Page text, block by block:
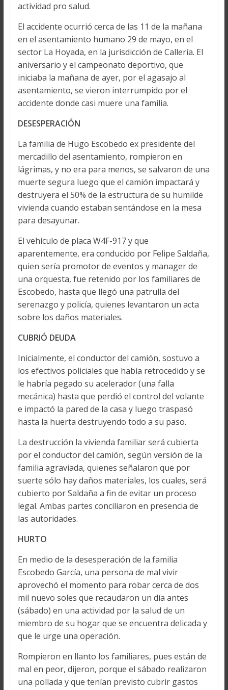
actividad pro salud.
El accidente ocurrió cerca de las 11 de la mañana
en el asentamiento humano 29 de mayo, en el
sector La Hoyada, en la jurisdicción de Callería. El
aniversario y el campeonato deportivo, que
iniciaba la mañana de ayer, por el agasajo al
asentamiento, se vieron interrumpido por el
accidente donde casi muere una familia.
DESESPERACIÓN
La familia de Hugo Escobedo ex presidente del
mercadillo del asentamiento, rompieron en
lágrimas, y no era para menos, se salvaron de una
muerte segura luego que el camión impactará y
destruyera el 50% de la estructura de su humilde
vivienda cuando estaban sentándose en la mesa
para desayunar.
El vehículo de placa W4F-917 y que
aparentemente, era conducido por Felipe Saldaña,
quien sería promotor de eventos y manager de
una orquesta, fue retenido por los familiares de
Escobedo, hasta que llegó una patrulla del
serenazgo y policía, quienes levantaron un acta
sobre los daños materiales.
CUBRIÓ DEUDA
Inicialmente, el conductor del camión, sostuvo a
los efectivos policiales que había retrocedido y se
le habría pegado su acelerador (una falla
mecánica) hasta que perdió el control del volante
e impactó la pared de la casa y luego traspasó
hasta la huerta destruyendo todo a su paso.
La destrucción la vivienda familiar será cubierta
por el conductor del camión, según versión de la
familia agraviada, quienes señalaron que por
suerte sólo hay daños materiales, los cuales, será
cubierto por Saldaña a fin de evitar un proceso
legal. Ambas partes conciliaron en presencia de
las autoridades.
HURTO
En medio de la desesperación de la familia
Escobedo García, una persona de mal vivir
aprovechó el momento para robar cerca de dos
mil nuevo soles que recaudaron un día antes
(sábado) en una actividad por la salud de un
miembro de su hogar que se encuentra delicada y
que le urge una operación.
Rompieron en llanto los familiares, pues están de
mal en peor, dijeron, porque el sábado realizaron
una pollada y que tenían previsto cubrir gastos